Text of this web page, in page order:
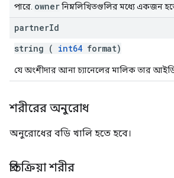
পারে. ownerনিম্নলিখিতগুলির মধ্যে একজন
partnerId
string ( int64 format)
যে অংশীদার আনা চ্যানেলের মালিক তার
শরীরের অনুরোধ
অনুরোধের বডি খালি হতে হবে।
প্রতিক্রিয়া শরীর